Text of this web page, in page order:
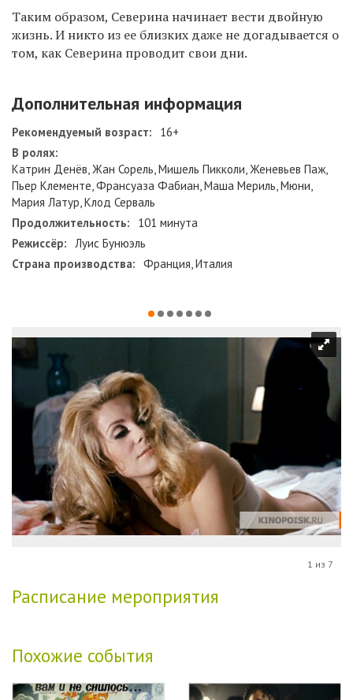
Таким образом, Северина начинает вести двойную
жизнь. И никто из ее близких даже не догадывается о
том, как Северина проводит свои дни.
Дополнительная информация
Рекомендуемый возраст:
16+
В ролях:
Катрин Денёв, Жан Сорель, Мишель Пикколи, Женевьев Паж,
Пьер Клементе, Франсуаза Фабиан, Маша Мериль, Мюни,
Мария Латур, Клод Серваль
Продолжительность:
101 минута
Режиссёр: Луис Бунюэль
Страна производства: Франция, Италия
1 из 7
Расписание мероприятия
Похожие события